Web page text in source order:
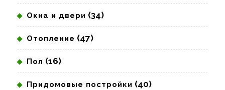
Окна и двери (34)
Отопление (47)
Пол (16)
Придомовые постройки (40)